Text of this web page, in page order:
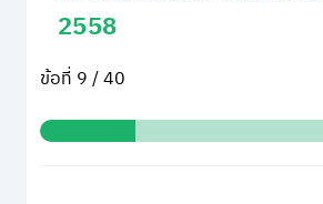
2558
ข้อที่ 9 / 40